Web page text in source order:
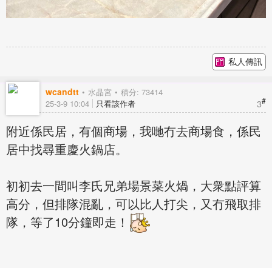
私人傳訊
wcandtt 水晶宮 積分: 73414
3#
25-3-9 10:04 只看該作者
附近係民居，有個商場，我哋冇去商場食，係民
居中找尋重慶火鍋店。
初初去一間叫李氏兄弟場景菜火煱，大衆點評算
高分，但排隊混亂，可以比人打尖，又冇飛取排
隊，等了10分鐘即走！